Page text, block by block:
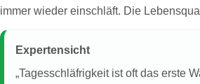
immer wieder einschläft. Die
Expertensicht
„Tagesschläfrigkeit ist oft das erste